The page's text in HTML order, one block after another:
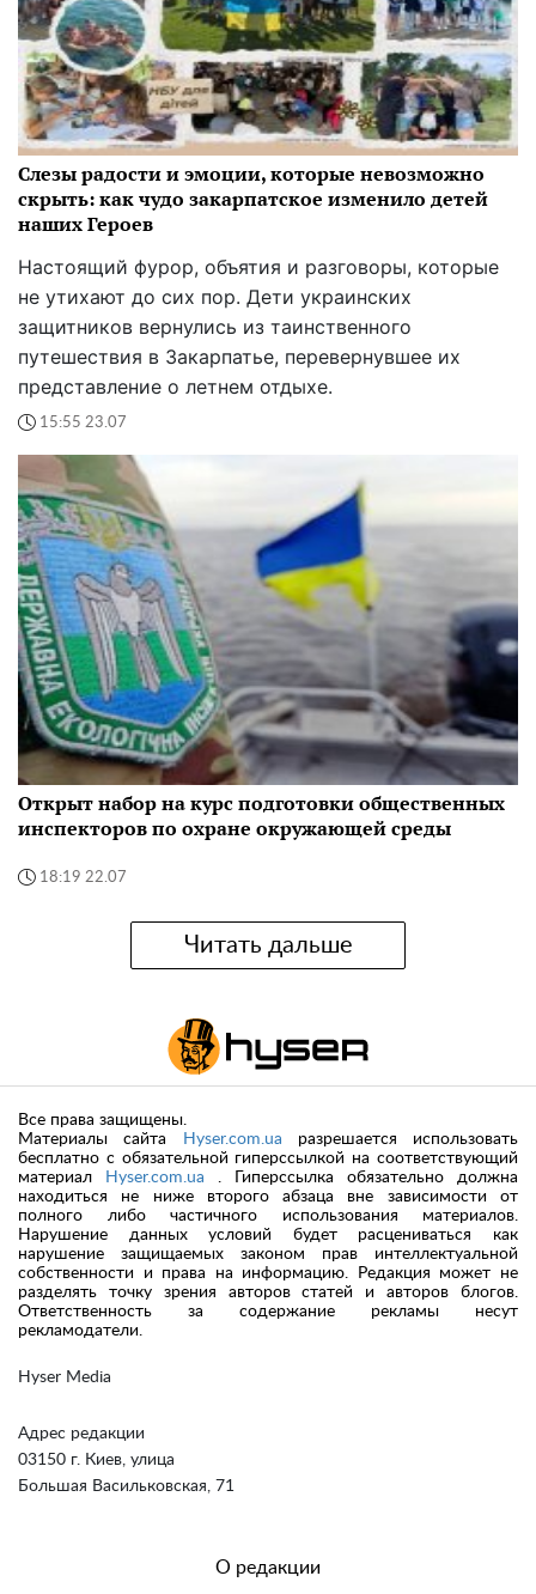
Слезы радости и эмоции, которые невозможно
скрыть: как чудо закарпатское изменило детей
наших Героев
Настоящий фурор, объятия и разговоры, которые
не утихают до сих пор. Дети украинских
защитников вернулись из таинственного
путешествия в Закарпатье, перевернувшее их
представление о летнем отдыхе.
15:55 23.07
Открыт набор на курс подготовки общественных
инспекторов по охране окружающей среды
18:19 22.07
Читать дальше
Hyser Media
Адрес редакции
03150 г. Киев, улица
Большая Васильковская, 71
Все права защищены.
Материалы сайта
Hyser.com.ua разрешается использовать
бесплатно с обязательной гиперссылкой на соответствующий
материал
Hyser.com.ua . Гиперссылка обязательно должна
находиться не ниже второго абзаца вне зависимости от
полного либо частичного использования материалов.
Нарушение данных условий будет расцениваться как
нарушение защищаемых законом прав интеллектуальной
собственности и права на информацию. Редакция может не
разделять точку зрения авторов статей и авторов блогов.
Ответственность за содержание рекламы несут
рекламодатели.
О редакции